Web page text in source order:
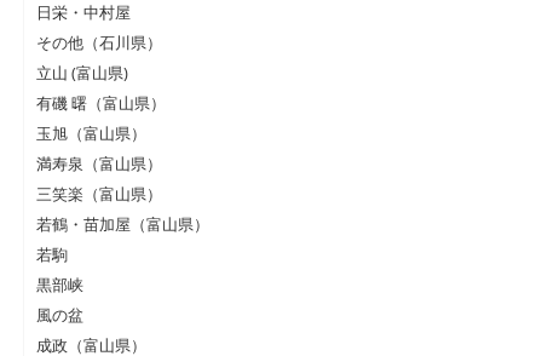
日栄・中村屋
その他（石川県）
立山 (富山県)
有磯 曙（富山県）
玉旭（富山県）
満寿泉（富山県）
三笑楽（富山県）
若鶴・苗加屋（富山県）
若駒
黒部峡
風の盆
成政（富山県）